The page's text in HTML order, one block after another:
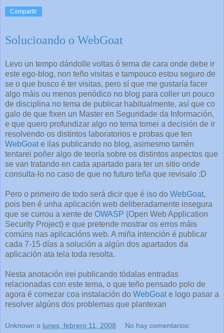
Compartir
Solucioando o WebGoat
Levo un tempo dándolle voltas ó tema de cara onde debe ir
este ego-blog, non teño visitas e tampouco estou seguro de
se o que busco é ter visitas, pero sí que me gustaría facer
algo máis ou menos periódico no blog para coller un pouco
de disciplina no tema de publicar habitualmente, así que co
galo de que fixen un Master en Seguridade da Información,
e que quero profundizar algo no tema tomei a decisión de ir
resolvendo os distintos laboratorios e probas que ten
WebGoat e ilas publicando no blog, asimesmo tamén
tentarei poñer algo de teoría sobre os distintos aspectos que
se van tratando en cada apartado para ter un sitio onde
consulta-lo no caso de que no futuro teña que revisalo :D
Pero o primeiro de todo será dicir que é iso do WebGoat,
pois ben é unha aplicación web deliberadamente insegura
que se currou a xente de OWASP (Open Web Application
Security Project) e que pretende mostrar os erros máis
comúns nas aplicacións web. A miña intención é publicar
cada 7-15 días a solución a algún dos apartados da
aplicación ata tela toda resolta.
Nesta anotación irei publicando tódalas entradas
relacionadas con este tema, o que teño pensado polo de
agora é comezar coa instalación do WebGoat e logo pasar a
resolver algúns dos problemas que plantexan
Unknown o lunes, febrero 11, 2008 No hay comentarios: